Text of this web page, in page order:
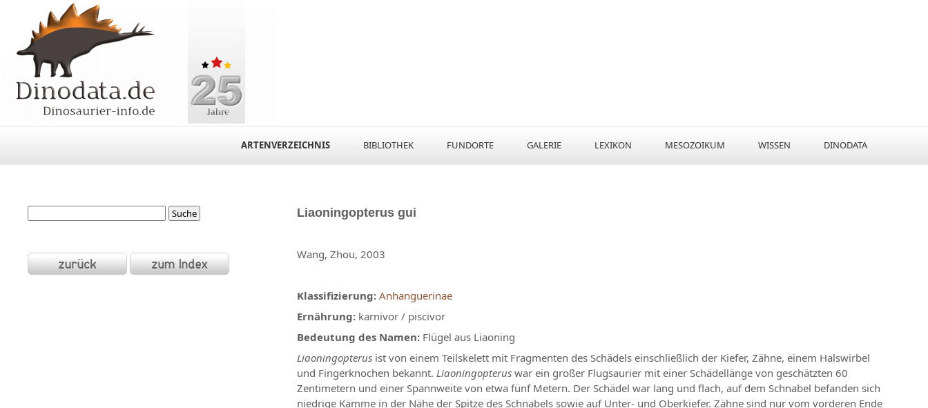
ARTENVERZEICHNIS BIBLIOTHEK FUNDORTE GALERIE LEXIKON MESOZOIKUM WISSEN DINODATA
Liaoningopterus gui
Wang, Zhou, 2003
Klassifizierung: Anhanguerinae
Ernährung: karnivor / piscivor
Bedeutung des Namen: Flügel aus Liaoning
Liaoningopterus ist von einem Teilskelett mit Fragmenten des Schädels einschließlich der Kiefer, Zähne, einem Halswirbel
und Fingerknochen bekannt. Liaoningopterus war ein großer Flugsaurier mit einer Schädellänge von geschätzten 60
Zentimetern und einer Spannweite von etwa fünf Metern. Der Schädel war lang und flach, auf dem Schnabel befanden sich
niedrige Kämme in der Nähe der Spitze des Schnabels sowie auf Unter- und Oberkiefer. Zähne sind nur vom vorderen Ende